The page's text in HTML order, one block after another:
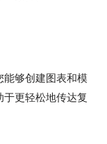
够创建图表和模
更轻松地传达复